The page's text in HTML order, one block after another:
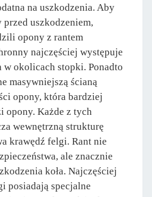
na uszkodzenia. Aby
uszkodzeniem,
opony z rantem
najczęściej występuje
w okolicach stopki. Ponadto
masywniejszą ścianą
opony, która bardziej
opony. Każde z tych
wewnętrzną strukturę
krawędź felgi. Rant nie
ale znacznie
koła. Najczęściej
posiadają specjalne